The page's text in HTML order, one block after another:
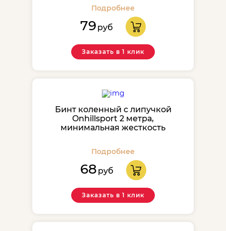
Подробнее
79 руб
Заказать в 1 клик
Бинт коленный с липучкой
Onhillsport 2 метра,
минимальная жесткость
Подробнее
68 руб
Заказать в 1 клик